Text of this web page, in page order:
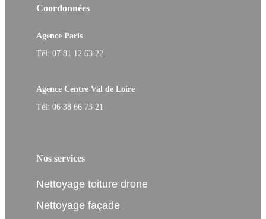
Coordonnées
Agence Paris
Tél: 07 81 12 63 22
Agence Centre Val de Loire
Tél: 06 38 66 73 21
Nos services
Nettoyage toiture drone
Nettoyage façade